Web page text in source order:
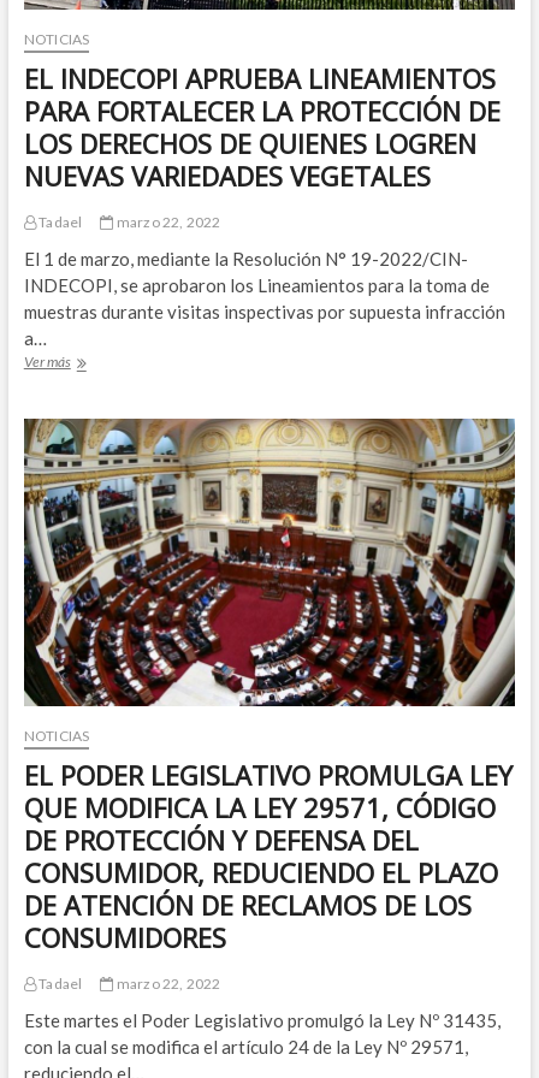
CONSUMIDOR,
REDUCIENDO
EL
PLAZO
DE
ATENCIÓN
DE
RECLAMOS
DE
CONSUMIDORES
NOTICIAS
EL INDECOPI APRUEBA LINEAMIENTOS
PARA FORTALECER LA PROTECCIÓN DE
LOS DERECHOS DE QUIENES LOGREN
NUEVAS VARIEDADES VEGETALES
Tadael marzo 22, 2022
El 1 de marzo, mediante la Resolución N° 19-2022/CIN-
INDECOPI, se aprobaron los Lineamientos para la toma de
muestras durante visitas inspectivas por supuesta infracción
a…
Ver másEL
LINEAMIENTOS
PARA
FORTALECER
LA
PROTECCIÓN
DE
LOS
DERECHOS
DE
QUIENES
LOGREN
NUEVAS
VARIEDADES
VEGETALES
NOTICIAS
EL PODER LEGISLATIVO PROMULGA LEY
QUE MODIFICA LA LEY 29571, CÓDIGO
DE PROTECCIÓN Y DEFENSA DEL
CONSUMIDOR, REDUCIENDO EL PLAZO
DE ATENCIÓN DE RECLAMOS DE LOS
CONSUMIDORES
Tadael marzo 22, 2022
Este martes el Poder Legislativo promulgó la Ley Nº 31435,
con la cual se modifica el artículo 24 de la Ley Nº 29571,
reduciendo el…